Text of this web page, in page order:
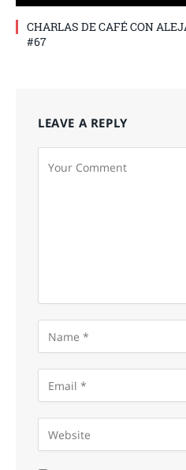
CHARLAS DE CAFÉ CON
#67
LEAVE A REPLY